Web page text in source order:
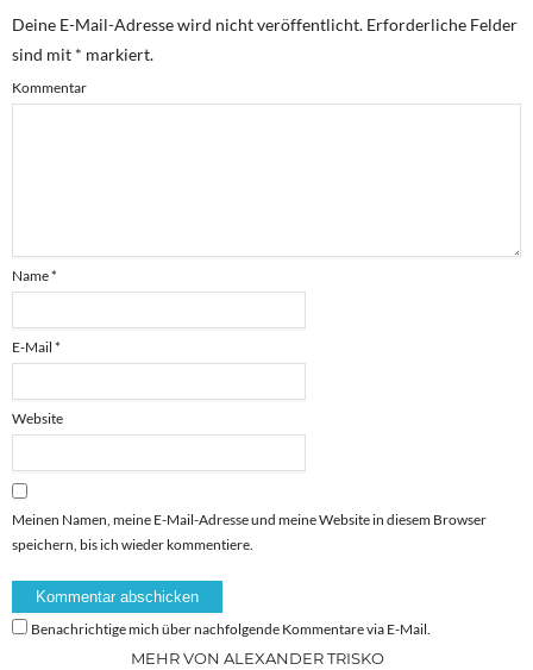
Deine E-Mail-Adresse wird nicht veröffentlicht. Erforderliche Felder
sind mit * markiert.
Kommentar
Name*
E-Mail *
Website
Meinen Namen, meine E-Mail-Adresse und meine Website in diesem Browser
speichern, bis ich wieder kommentiere.
Benachrichtige mich über nachfolgende Kommentare via E-Mail.
MEHR VON ALEXANDER TRISKO